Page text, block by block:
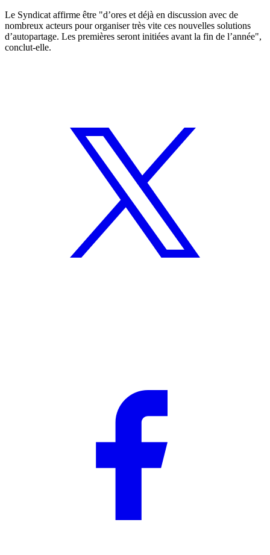
Le Syndicat affirme être "d’ores et déjà en discussion avec de
nombreux acteurs pour organiser très vite ces nouvelles solutions
d’autopartage. Les premières seront initiées avant la fin de l’année",
conclut-elle.